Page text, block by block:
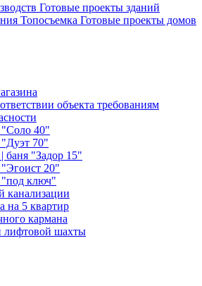
Готовые проекты зданий
Топосъемка Готовые проекты домов
объекта требованиям
40"
70"
"Задор 15"
20"
ключ"
канализации
на 5 квартир
кармана
лифтовой шахты